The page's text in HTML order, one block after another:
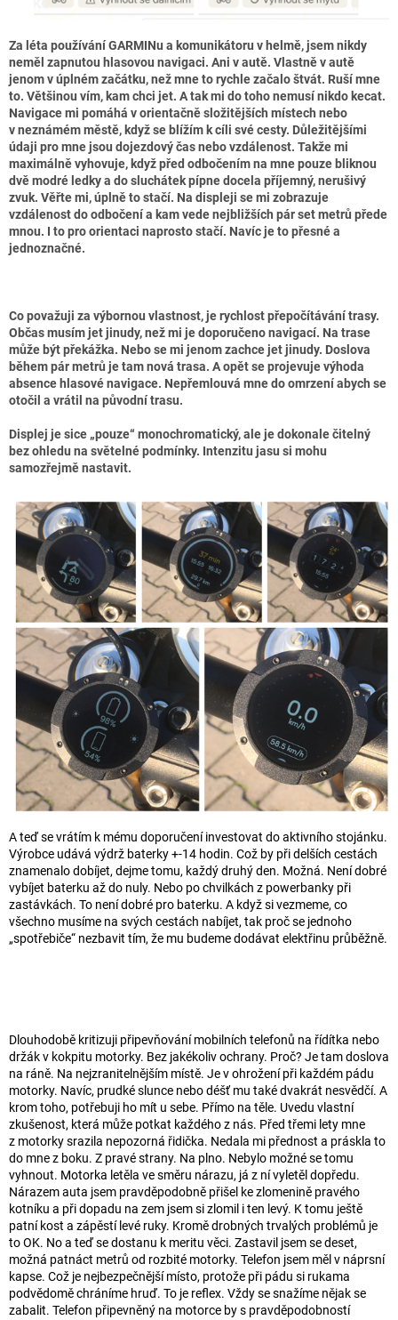
Za léta používání GARMINu a komunikátoru v helmě, jsem nikdy
neměl zapnutou hlasovou navigaci. Ani v autě. Vlastně v autě
jenom v úplném začátku, než mne to rychle začalo štvát. Ruší mne
to. Většinou vím, kam chci jet. A tak mi do toho nemusí nikdo kecat.
Navigace mi pomáhá v orientačně složitějších místech nebo
v neznámém městě, když se blížím k cíli své cesty. Důležitějšími
údaji pro mne jsou dojezdový čas nebo vzdálenost. Takže mi
maximálně vyhovuje, když před odbočením na mne pouze bliknou
dvě modré ledky a do sluchátek pípne docela příjemný, nerušivý
zvuk. Věřte mi, úplně to stačí. Na displeji se mi zobrazuje
vzdálenost do odbočení a kam vede nejbližších pár set metrů přede
mnou. I to pro orientaci naprosto stačí. Navíc je to přesné a
jednoznačné.
Co považuji za výbornou vlastnost, je rychlost přepočítávání trasy.
Občas musím jet jinudy, než mi je doporučeno navigací. Na trase
může být překážka. Nebo se mi jenom zachce jet jinudy. Doslova
během pár metrů je tam nová trasa. A opět se projevuje výhoda
absence hlasové navigace. Nepřemlouvá mne do omrzení abych se
otočil a vrátil na původní trasu.
Displej je sice „pouze“ monochromatický, ale je dokonale čitelný
bez ohledu na světelné podmínky. Intenzitu jasu si mohu
samozřejmě nastavit.
A teď se vrátím k mému doporučení investovat do aktivního stojánku.
Výrobce udává výdrž baterky +-14 hodin. Což by při delších cestách
znamenalo dobíjet, dejme tomu, každý druhý den. Možná. Není dobré
vybíjet baterku až do nuly. Nebo po chvilkách z powerbanky při
zastávkách. To není dobré pro baterku. A když si vezmeme, co
všechno musíme na svých cestách nabíjet, tak proč se jednoho
„spotřebiče“ nezbavit tím, že mu budeme dodávat elektřinu průběžně.
Dlouhodobě kritizuji připevňování mobilních telefonů na řídítka nebo
držák v kokpitu motorky. Bez jakékoliv ochrany. Proč? Je tam doslova
na ráně. Na nejzranitelnějším místě. Je v ohrožení při každém pádu
motorky. Navíc, prudké slunce nebo déšť mu také dvakrát nesvědčí. A
krom toho, potřebuji ho mít u sebe. Přímo na těle. Uvedu vlastní
zkušenost, která může potkat každého z nás. Před třemi lety mne
z motorky srazila nepozorná řidička. Nedala mi přednost a práskla to
do mne z boku. Z pravé strany. Na plno. Nebylo možné se tomu
vyhnout. Motorka letěla ve směru nárazu, já z ní vyletěl dopředu.
Nárazem auta jsem pravděpodobně přišel ke zlomenině pravého
kotníku a při dopadu na zem jsem si zlomil i ten levý. K tomu ještě
patní kost a zápěstí levé ruky. Kromě drobných trvalých problémů je
to OK. No a teď se dostanu k meritu věci. Zastavil jsem se deset,
možná patnáct metrů od rozbité motorky. Telefon jsem měl v náprsní
kapse. Což je nejbezpečnější místo, protože při pádu si rukama
podvědomě chráníme hruď. To je reflex. Vždy se snažíme nějak se
zabalit. Telefon připevněný na motorce by s pravděpodobností